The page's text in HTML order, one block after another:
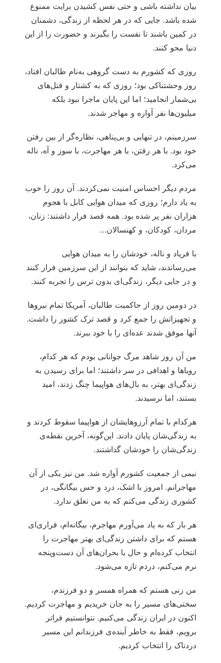
بیان نداشته باشی و حتی نفس کشیدن برایت ممنوع
شده باشد. جایی که در هر لحظه از زندگی، دشمنان
در کمین باشند تا نفست را بگیرند و حضورت را از این
دنیا محو کنند.
روزی که کشورم به دست گروهی به‌نام طالبان افتاد،
روز وحشتناکی بود؛ روزی که به کشتار و قتل‌های
بی‌شمار انجامید؛ اما این پایان ماجرا نبود بلکه
میلیون‌ها نفر آواره و مهاجر شدند.
سرزمینم، در تنهایی و بی‌پناهی، نظاره‌گر از بین رفتن
خود بود. با هر رفتن، با هر مهاجرت، با سوز و آه، ناله
می‌کرد.
مردم دیگر احساس امنیت نمی‌کردند. آن روز را خوب
به یاد دارم؛ روزی که میدان هوایی کابل با هجوم
هزاران نفر پر شده بود. همه قصد فرار داشتند: زنان،
مردان، کودکان، و کهنسالان…
با فریاد و ناله، خودشان را به میدان هوایی
می‌رساندند، شاید که بتوانند از این سرزمین فرار کنند
و در جایی دیگر، زندگی‌ای بدون ترس را تجربه کنند.
در دومین روز از حاکمیت طالبان، آمریکا تمام نیروها
و تجهیزاتش را جمع کرد و قصد ترک کشور را داشت.
آنها موفق شدند عده‌ای را با خود ببرند.
من آن روز شاهد مرگ جوانانی بودم که هر کدام،
رویاها و اهدافی در سر داشتند؛ اما برای رسیدن به
زندگی‌ای بهتر، به بال‌های هواپیما چنگ زدند، امید
بستند، اما نرسیدند.
هرکدام با تمام آرزوهایشان از هواپیما سقوط کردند و
به زندگی‌شان پایان دادند. این‌گونه، آخرین نقطه‌ی
زندگی‌شان را خودشان گذاشتند.
نیمی از جمعیت کشورم آواره شد. من نیز یکی از آن
مهاجرانم. امروز با اشک، درد و حس بیگانگی، در
کشوری زندگی می‌کنم که به من تعلق ندارد.
هر بار که به یاد می‌آورم مهاجرم، بیگانه‌ام، فراری‌ای
هستم که برای داشتن زندگی‌ای بهتر مهاجرت را
انتخاب کرده‌ام و حال با بحران‌های آن دست‌وپنجه
نرم می‌کنم، دردم تازه می‌شود.
من زنی هستم که همراه همسر و دو فرزندم،
سختی‌های مسیر را به جان خریدیم و مهاجرت کردیم.
اکنون در ایران زندگی می‌کنیم. نتوانستیم فراتر
برویم، فقط به خاطر آینده‌ی فرزندانم این مسیر
دردناک را انتخاب کردیم.